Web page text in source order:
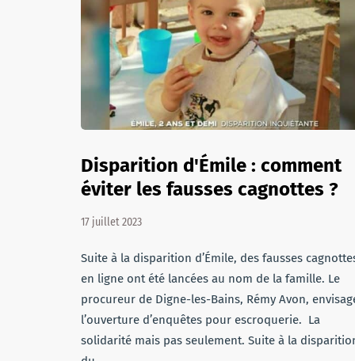
Disparition d'Émile : comment
éviter les fausses cagnottes ?
17 juillet 2023
Suite à la disparition d’Émile, des fausses
en ligne ont été lancées au nom de la famille. Le
procureur de Digne-les-Bains, Rémy Avon,
l’ouverture d’enquêtes pour escroquerie. La
solidarité mais pas seulement. Suite à la